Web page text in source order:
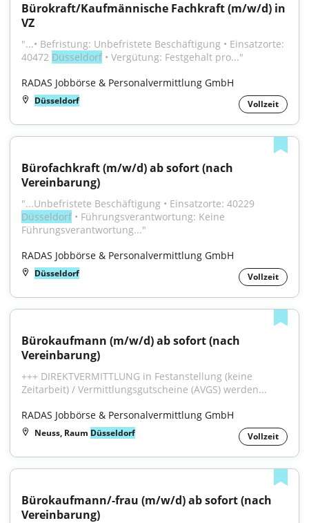
Bürokraft/Kaufmännische Fachkraft (m/w/d) in
VZ
"...• Befristung: Unbefristete Beschäftigung • Einsatzorte:
40472 Düsseldorf • Vergütung: Festgehalt pro..."
RADAS Jobbörse & Personalvermittlung GmbH
Düsseldorf Vollzeit
Bürofachkraft (m/w/d) ab sofort (nach
Vereinbarung)
Düsseldorf • Führungsverantwortung: Keine
Führungsverantwortung..."
RADAS Jobbörse & Personalvermittlung GmbH
Düsseldorf Vollzeit
Bürokaufmann (m/w/d) ab sofort (nach
Vereinbarung)
+++ DIREKTVERMITTLUNG in Festanstellung (keine
Zeitarbeit) / Vermittlungsgutscheine (AVGS) werden...
RADAS Jobbörse & Personalvermittlung GmbH
Neuss, Raum Düsseldorf Vollzeit
Bürokaufmann/-frau (m/w/d) ab sofort (nach
Vereinbarung)